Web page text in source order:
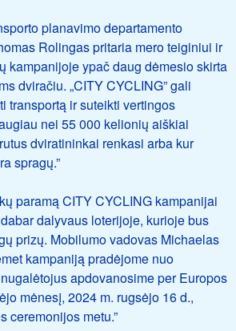
planavimo departamento
Rolingas pritaria mero teiginiui ir
kampanijoje ypač daug dėmesio skirta
dviračiu. „CITY CYCLING” gali
transportą ir suteikti vertingos
nei 55 000 kelionių aiškiai
dviratininkai renkasi arba kur
spragų.”
paramą CITY CYCLING kampanijai
dalyvaus loterijoje, kurioje bus
prizų. Mobilumo vadovas Michaelas
kampaniją pradėjome nuo
apdovanosime per Europos
mėnesį, 2024 m. rugsėjo 16 d.,
ceremonijos metu.”